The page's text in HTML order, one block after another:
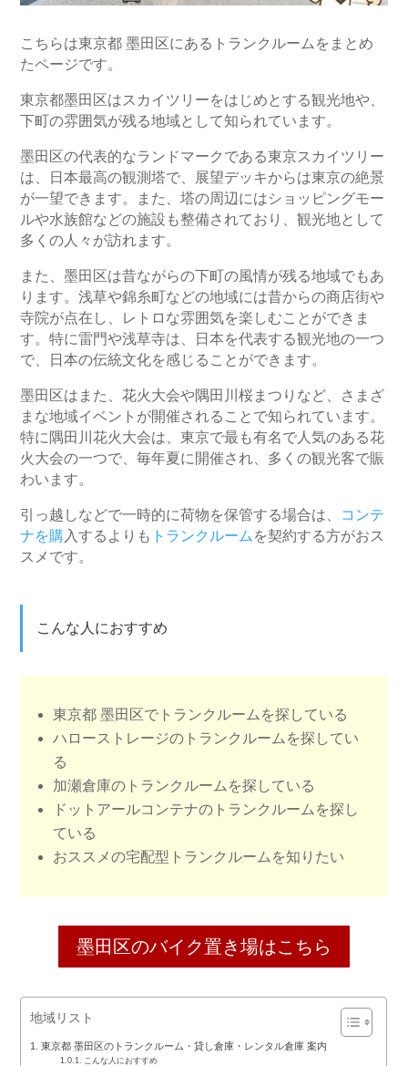
こちらは東京都 墨田区にあるトランクルームをまとめ
たページです。
東京都墨田区はスカイツリーをはじめとする観光地や、
下町の雰囲気が残る地域として知られています。
墨田区の代表的なランドマークである東京スカイツリー
は、日本最高の観測塔で、展望デッキからは東京の絶景
が一望できます。また、塔の周辺にはショッピングモー
ルや水族館などの施設も整備されており、観光地として
多くの人々が訪れます。
また、墨田区は昔ながらの下町の風情が残る地域でもあ
ります。浅草や錦糸町などの地域には昔からの商店街や
寺院が点在し、レトロな雰囲気を楽しむことができま
す。特に雷門や浅草寺は、日本を代表する観光地の一つ
で、日本の伝統文化を感じることができます。
墨田区はまた、花火大会や隅田川桜まつりなど、さまざ
まな地域イベントが開催されることで知られています。
特に隅田川花火大会は、東京で最も有名で人気のある花
火大会の一つで、毎年夏に開催され、多くの観光客で賑
わいます。
引っ越しなどで一時的に荷物を保管する場合は、 コンテ
ナを購入するよりも トランクルーム を契約する方がおス
スメです。
こんな人におすすめ
東京都 墨田区でトランクルームを探している
ハローストレージのトランクルームを探してい
る
加瀬倉庫のトランクルームを探している
ドットアールコンテナのトランクルームを探し
ている
おススメの宅配型トランクルームを知りたい
墨田区のバイク置き場はこちら
地域リスト
東京都 墨田区のトランクルーム・貸し倉庫・レンタル倉庫 案内
こんな人におすすめ